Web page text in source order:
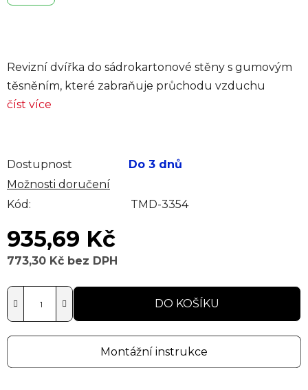
Revizní dvířka do sádrokartonové stěny s gumovým
těsněním, které zabraňuje průchodu vzduchu
číst více
Dostupnost
Do 3 dnů
Možnosti doručení
Kód:
TMD-3354
935,69 Kč
773,30 Kč bez DPH
DO KOŠÍKU
Montážní instrukce